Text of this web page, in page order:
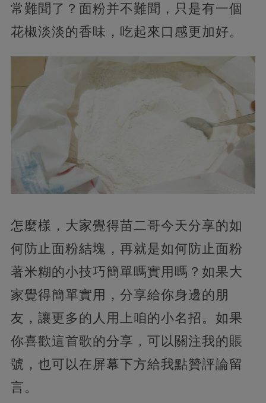
常難聞了？面粉并不難聞，只是有一個
花椒淡淡的香味，吃起來口感更加好。
怎麼樣，大家覺得苗二哥今天分享的如
何防止面粉結塊，再就是如何防止面粉
著米糊的小技巧簡單嗎實用嗎？如果大
家覺得簡單實用，分享給你身邊的朋
友，讓更多的人用上咱的小名招。如果
你喜歡這首歌的分享，可以關注我的賬
號，也可以在屏幕下方給我點贊評論留
言。